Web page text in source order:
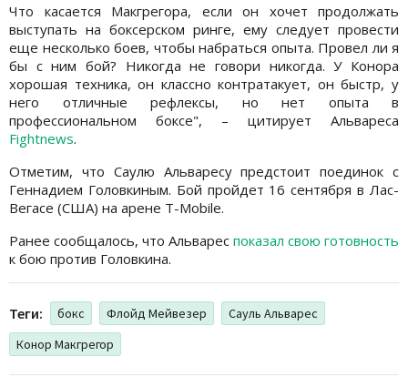
Что касается Макгрегора, если он хочет продолжать
выступать на боксерском ринге, ему следует провести
еще несколько боев, чтобы набраться опыта. Провел ли я
бы с ним бой? Никогда не говори никогда. У Конора
хорошая техника, он классно контратакует, он быстр, у
него отличные рефлексы, но нет опыта в
профессиональном боксе", – цитирует Альвареса
Fightnews.
Отметим, что Саулю Альваресу предстоит поединок с
Геннадием Головкиным. Бой пройдет 16 сентября в Лас-
Вегасе (США) на арене T-Mobile.
Ранее сообщалось, что Альварес показал свою готовность
к бою против Головкина.
Теги: бокс Флойд Мейвезер
Сауль Альварес
Конор Макгрегор